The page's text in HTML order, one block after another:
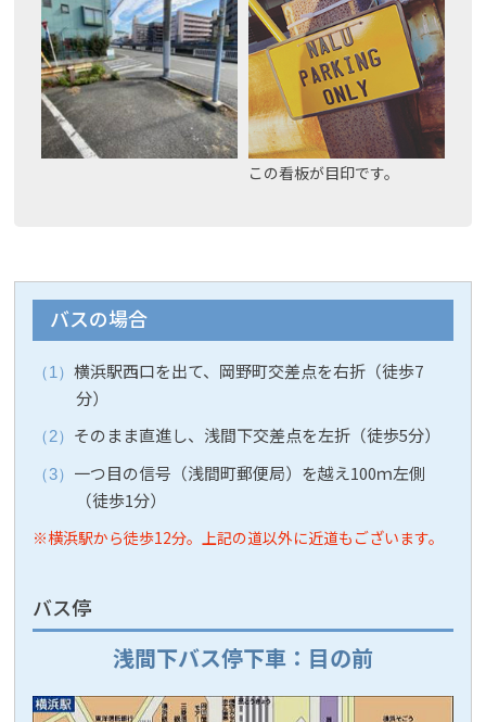
この看板が目印です。
バスの場合
横浜駅西口を出て、岡野町交差点を右折（徒歩7
分）
そのまま直進し、浅間下交差点を左折（徒歩5分）
一つ目の信号（浅間町郵便局）を越え100ｍ左側
（徒歩1分）
※横浜駅から徒歩12分。上記の道以外に近道もございます。
バス停
浅間下バス停下車：目の前